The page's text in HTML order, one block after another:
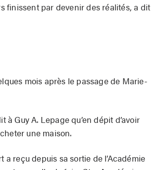
finissent par devenir des réalités, a dit
mois après le passage de Marie-
à Guy A. Lepage qu’en dépit d’avoir
une maison.
reçu depuis sa sortie de l’Académie